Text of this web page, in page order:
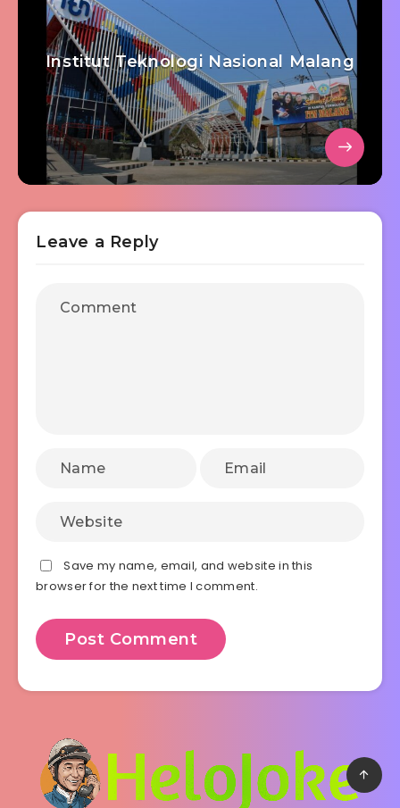
Institut Teknologi Nasional Malang
Leave a Reply
Save my name, email, and website in this
browser for the next time I comment.